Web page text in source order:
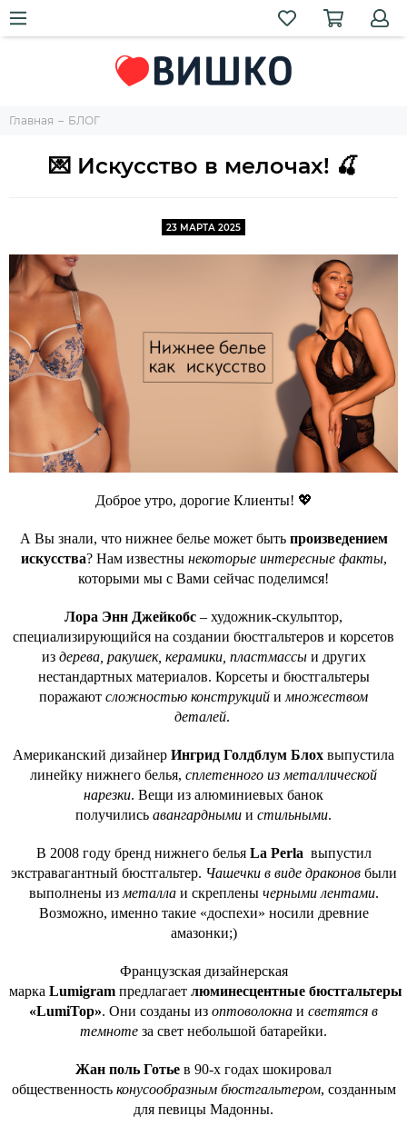
Главная БЛОГ
💌 Искусство в мелочах! 🍒
23 МАРТА 2025
Доброе утро, дорогие Клиенты! 💖
А Вы знали, что нижнее белье может быть произведением
искусства? Нам известны некоторые интересные факты,
которыми мы с Вами сейчас поделимся!
Лора Энн Джейкобс – художник-скульптор,
специализирующийся на создании бюстгальтеров и корсетов
из дерева, ракушек, керамики, пластмассыи других
нестандартных материалов. Корсеты и бюстгальтеры
поражают сложностью конструкций и множеством
деталей.
Американский дизайнер Ингрид Голдблум Блох выпустила
линейку нижнего белья, сплетенного из металлической
нарезки. Вещи из алюминиевых банок
получились авангардными и стильными.
В 2008 году бренд нижнего белья La Perla выпустил
экстравагантный бюстгальтер. Чашечки в виде драконовбыли
выполнены из металла и скреплены черными лентами.
Возможно, именно такие «доспехи» носили древние
амазонки;)
Французская дизайнерская
марка Lumigram предлагает люминесцентные бюстгальтеры
«LumiTop». Они созданы из оптоволокна и светятся в
темноте за свет небольшой батарейки.
Жан поль Готье в 90-х годах шокировал
общественность конусообразным бюстгальтером, созданным
для певицы Мадонны.